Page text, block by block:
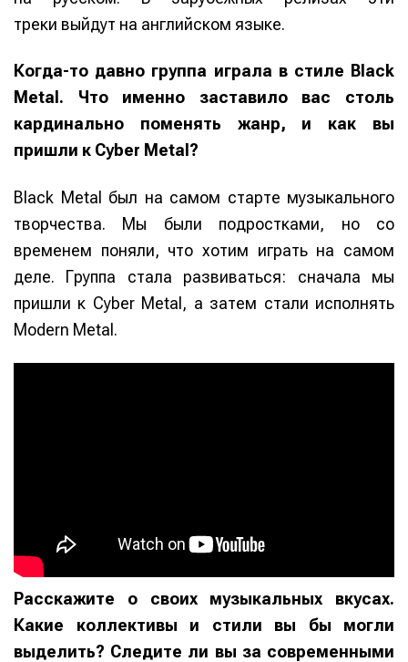
треки выйдут на английском языке.
Когда-то давно группа играла в стиле Black
Metal. Что именно заставило вас столь
кардинально поменять жанр, и как вы
пришли к Cyber Metal?
Black Metal был на самом старте музыкального
творчества. Мы были подростками, но со
временем поняли, что хотим играть на самом
деле. Группа стала развиваться: сначала мы
пришли к Cyber Metal, а затем стали исполнять
Modern Metal.
Расскажите о своих музыкальных вкусах.
Какие коллективы и стили вы бы могли
выделить? Следите ли вы за современными